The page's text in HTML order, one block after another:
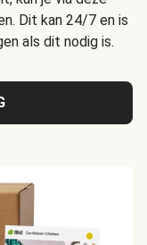
Dit kan 24/7 en is
als dit nodig is.